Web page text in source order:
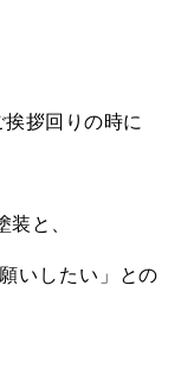
拶回りの時に
装と、
いしたい」との